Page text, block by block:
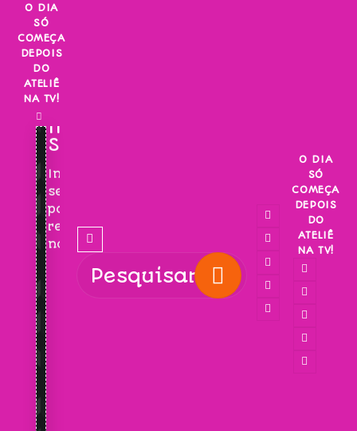
Skip
content
O DIA
SÓ
COMEÇA
DEPOIS
DO
ATELIÊ
NA TV!
INSCREVA-
SE!
Inscreva-
se
para
receber
novidades!
O DIA
SÓ
COMEÇA
DEPOIS
DO
ATELIÊ
NA TV!